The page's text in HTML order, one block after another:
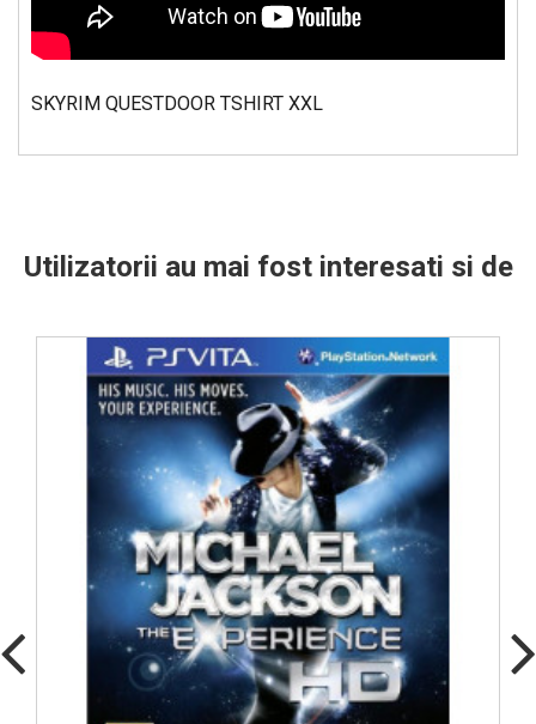
SKYRIM QUESTDOOR TSHIRT XXL
Utilizatorii au mai fost interesati si de